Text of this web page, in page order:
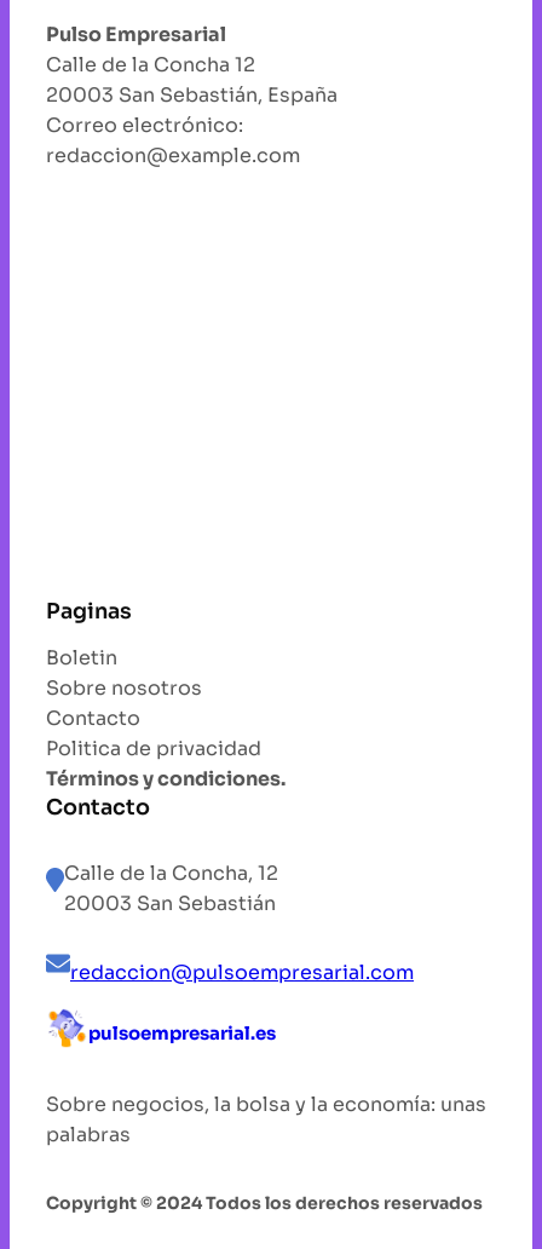
Pulso Empresarial
Calle de la Concha 12
20003 San Sebastián, España
Correo electrónico:
redaccion@example.com
Paginas
Boletin
Sobre nosotros
Contacto
Politica de privacidad
Términos y condiciones.
Contacto
Calle de la Concha, 12
20003 San Sebastián
redaccion@pulsoempresarial.com
pulsoempresarial.es
Sobre negocios, la bolsa y la economía: unas
palabras
Copyright © 2024 Todos los derechos reservados